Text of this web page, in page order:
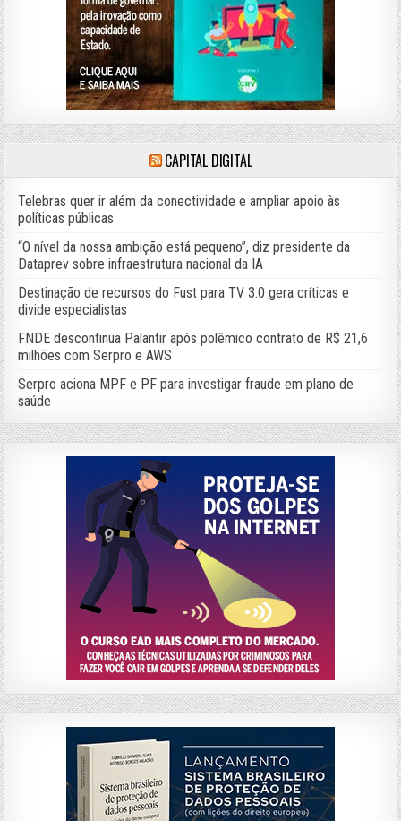
CAPITAL DIGITAL
Telebras quer ir além da conectividade e ampliar apoio às
políticas públicas
“O nível da nossa ambição está pequeno”, diz presidente da
Dataprev sobre infraestrutura nacional da IA
Destinação de recursos do Fust para TV 3.0 gera críticas e
divide especialistas
FNDE descontinua Palantir após polêmico contrato de R$ 21,6
milhões com Serpro e AWS
Serpro aciona MPF e PF para investigar fraude em plano de
saúde